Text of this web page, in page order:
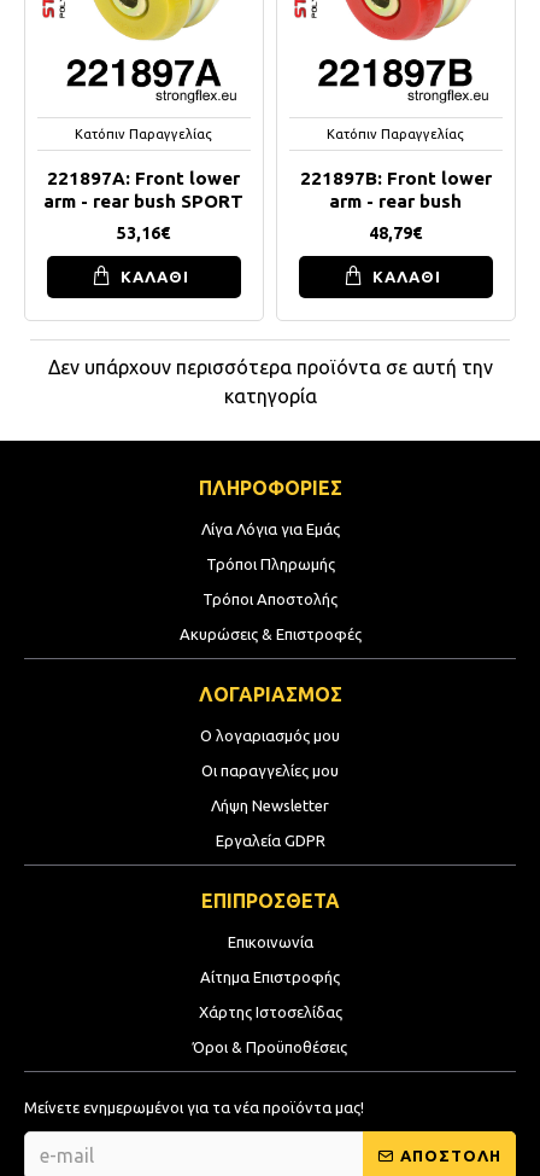
Κατόπιν Παραγγελίας
221897A: Front lower
arm - rear bush SPORT
53,16€
ΚΑΛΑΘΙ
Κατόπιν Παραγγελίας
221897B: Front lower
arm - rear bush
48,79€
ΚΑΛΑΘΙ
Δεν υπάρχουν περισσότερα προϊόντα σε αυτή την
κατηγορία
ΠΛΗΡΟΦΟΡΙΕΣ
Λίγα Λόγια για Εμάς
Τρόποι Πληρωμής
Τρόποι Αποστολής
Ακυρώσεις & Επιστροφές
ΛΟΓΑΡΙΑΣΜΟΣ
Ο λογαριασμός μου
Οι παραγγελίες μου
Λήψη Newsletter
Εργαλεία GDPR
ΕΠΙΠΡΟΣΘΕΤΑ
Επικοινωνία
Αίτημα Επιστροφής
Χάρτης Ιστοσελίδας
Όροι & Προϋποθέσεις
Μείνετε ενημερωμένοι για τα νέα προϊόντα μας!
ΑΠΟΣΤΟΛΗ